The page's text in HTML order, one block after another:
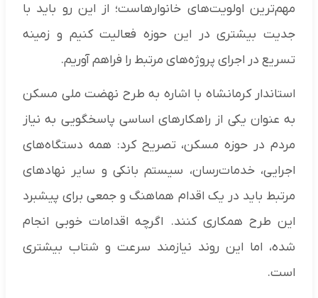
مهم‌ترین اولویت‌های خانوارهاست؛ از این رو باید با
جدیت بیشتری در این حوزه فعالیت کنیم و زمینه
تسریع در اجرای پروژه‌های مرتبط را فراهم آوریم.
استاندار کرمانشاه با اشاره به طرح نهضت ملی مسکن
به عنوان یکی از راهکارهای اساسی پاسخگویی به نیاز
مردم در حوزه مسکن، تصریح کرد: همه دستگاه‌های
اجرایی، خدمات‌رسان، سیستم بانکی و سایر نهادهای
مرتبط باید در یک اقدام هماهنگ و جمعی برای پیشبرد
این طرح همکاری کنند. اگرچه اقدامات خوبی انجام
شده، اما این روند نیازمند سرعت و شتاب بیشتری
است.